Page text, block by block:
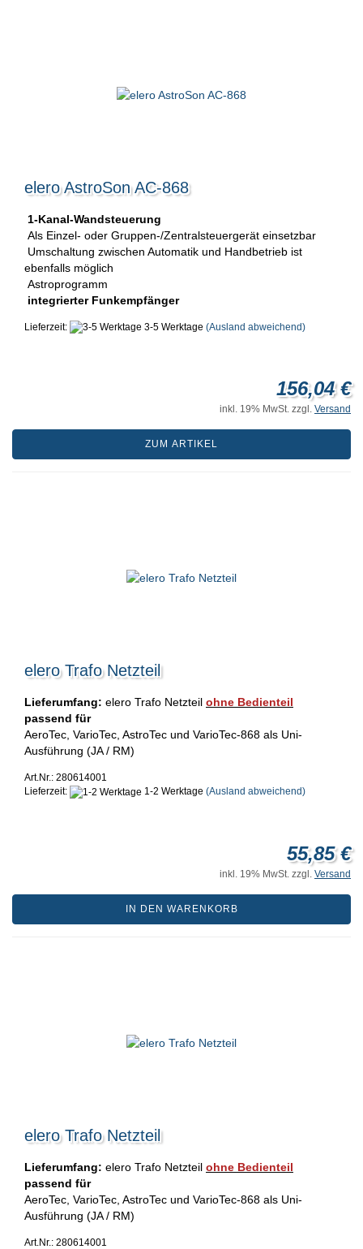
elero AstroSon AC-868
1-Kanal-Wandsteuerung
Als Einzel- oder Gruppen-/Zentralsteuergerät einsetzbar
Umschaltung zwischen Automatik und Handbetrieb ist
ebenfalls möglich
Astroprogramm
integrierter Funkempfänger
Lieferzeit: 3-5 Werktage (Ausland abweichend)
156,04 €
inkl. 19% MwSt. zzgl. Versand
ZUM ARTIKEL
elero Trafo Netzteil
Lieferumfang: elero Trafo Netzteil ohne Bedienteil
passend für
AeroTec, VarioTec, AstroTec und VarioTec-868 als Uni-
Ausführung (JA / RM)
Art.Nr.: 280614001
Lieferzeit:
1-2 Werktage (Ausland abweichend)
55,85 €
inkl. 19% MwSt. zzgl. Versand
IN DEN WARENKORB
elero Trafo Netzteil
Lieferumfang: elero Trafo Netzteil ohne Bedienteil
passend für
AeroTec, VarioTec, AstroTec und VarioTec-868 als Uni-
Ausführung (JA / RM)
Art.Nr.: 280614001